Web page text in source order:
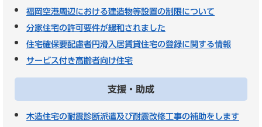
福岡空港周辺における建造物等設置の制限について
分家住宅の許可要件が緩和されました
住宅確保要配慮者円滑入居賃貸住宅の登録に関する情報
サービス付き高齢者向け住宅
支援・助成
木造住宅の耐震診断派遣及び耐震改修工事の補助をします